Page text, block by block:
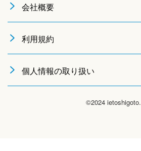
会社概要
利用規約
個人情報の取り扱い
©2024 ietoshigoto.